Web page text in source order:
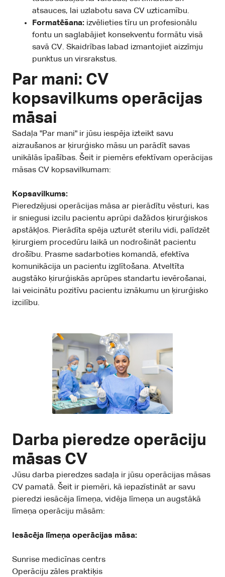
atsauces, lai uzlabotu sava CV uzticamību.
Formatēšana: izvēlieties tīru un profesionālu
fontu un saglabājiet konsekventu formātu visā
savā CV. Skaidrības labad izmantojiet aizzīmju
punktus un virsrakstus.
Par mani: CV
kopsavilkums operācijas
māsai
Sadaļa "Par mani" ir jūsu iespēja izteikt savu
aizraušanos ar ķirurģisko māsu un parādīt savas
unikālās īpašības. Šeit ir piemērs efektīvam operācijas
māsas CV kopsavilkumam:
Kopsavilkums:
Pieredzējusi operācijas māsa ar pierādītu vēsturi, kas
ir sniegusi izcilu pacientu aprūpi dažādos ķirurģiskos
apstākļos. Pierādīta spēja uzturēt sterilu vidi, palīdzēt
ķirurgiem procedūru laikā un nodrošināt pacientu
drošību. Prasme sadarboties komandā, efektīva
komunikācija un pacientu izglītošana. Atveltīta
augstāko ķirurģiskās aprūpes standartu ievērošanai,
lai veicinātu pozitīvu pacientu iznākumu un ķirurģisko
izcilību.
Darba pieredze operāciju
māsas CV
Jūsu darba pieredzes sadaļa ir jūsu operācijas māsas
CV pamatā. Šeit ir piemēri, kā iepazīstināt ar savu
pieredzi iesācēja līmeņa, vidēja līmeņa un augstākā
līmeņa operāciju māsām:
Iesācēja līmeņa operācijas māsa:
Sunrise medicīnas centrs
Operāciju zāles praktiķis